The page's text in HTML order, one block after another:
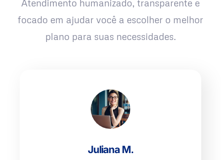
Atendimento humanizado, transparente e
focado em ajudar você a escolher o melhor
plano para suas necessidades.
Juliana M.